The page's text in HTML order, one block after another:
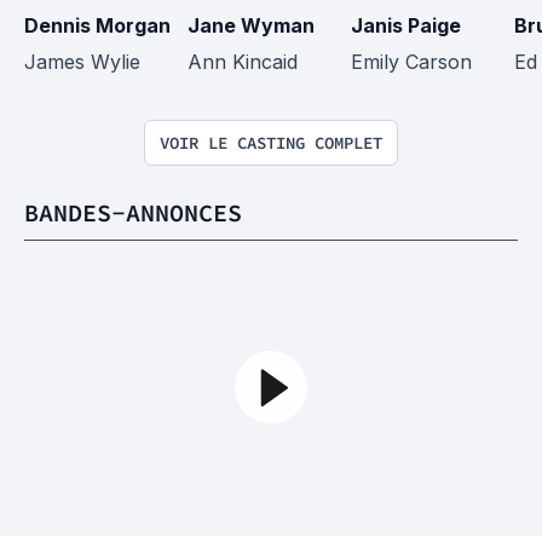
Dennis Morgan
James Wylie
Jane Wyman
Ann Kincaid
Janis Paige
Emily Carson
VOIR LE CASTING COMPLET
BANDES-ANNONCES